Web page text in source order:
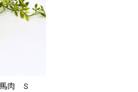
馬肉 S